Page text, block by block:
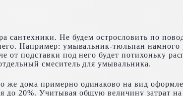
сантехники. Не будем острословить по
Например: умывальник-тюльпан намного
подставки под него будет потихоньку
смеситель для умывальника.
же дома примерно одинаково на вид
20%. Учитывая общую величину затрат на